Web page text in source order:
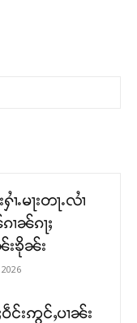
ႉမႃးတႃႉလၢႆ
ၢၼ်ၵႃႈ
းၶိုၼ်း
င်းဢွင်ႇပၢၼ်း